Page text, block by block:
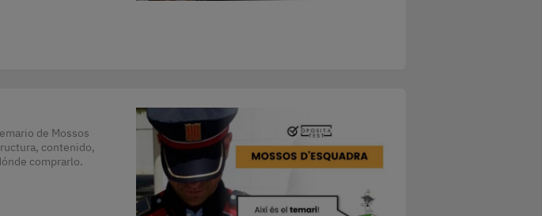
de Mossos
contenido,
comprarlo.